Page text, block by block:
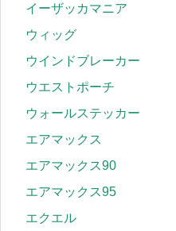
イーザッカマニア
ウィッグ
ウインドブレーカー
ウエストポーチ
ウォールステッカー
エアマックス
エアマックス90
エアマックス95
エクエル